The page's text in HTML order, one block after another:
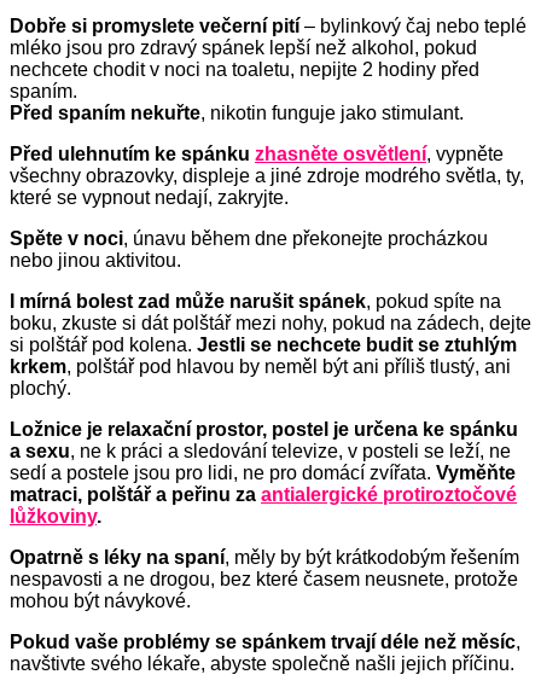
Dobře si promyslete večerní pití – bylinkový čaj nebo teplé
mléko jsou pro zdravý spánek lepší než alkohol, pokud
nechcete chodit v noci na toaletu, nepijte 2 hodiny před
spaním.
Před spaním nekuřte, nikotin funguje jako stimulant.
Před ulehnutím ke spánku zhasněte osvětlení, vypněte
všechny obrazovky, displeje a jiné zdroje modrého světla, ty,
které se vypnout nedají, zakryjte.
Spěte v noci, únavu během dne překonejte procházkou
nebo jinou aktivitou.
mírná bolest zad může narušit spánek, pokud spíte na
boku, zkuste si dát polštář mezi nohy, pokud na zádech, dejte
si polštář pod kolena. Jestli se nechcete budit se ztuhlým
krkem, polštář pod hlavou by neměl být ani příliš tlustý, ani
plochý.
Ložnice je relaxační prostor, postel je určena ke spánku
a sexu, ne k práci a sledování televize, v posteli se leží, ne
sedí a postele jsou pro lidi, ne pro domácí zvířata. Vyměňte
matraci, polštář a peřinu za antialergické protiroztočové
lůžkoviny.
Opatrně s léky na spaní, měly by být krátkodobým řešením
nespavosti a ne drogou, bez které časem neusnete, protože
mohou být návykové.
Pokud vaše problémy se spánkem trvají déle než měsíc,
navštivte svého lékaře, abyste společně našli jejich příčinu.